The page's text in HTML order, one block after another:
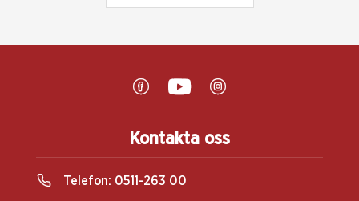
Kontakta oss
Telefon: 0511-263 00